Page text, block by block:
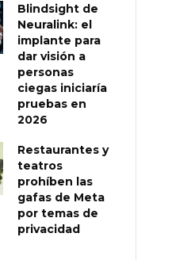
Blindsight de
Neuralink: el
implante para
dar visión a
personas
ciegas iniciaría
pruebas en
2026
Restaurantes y
teatros
prohíben las
gafas de Meta
por temas de
privacidad